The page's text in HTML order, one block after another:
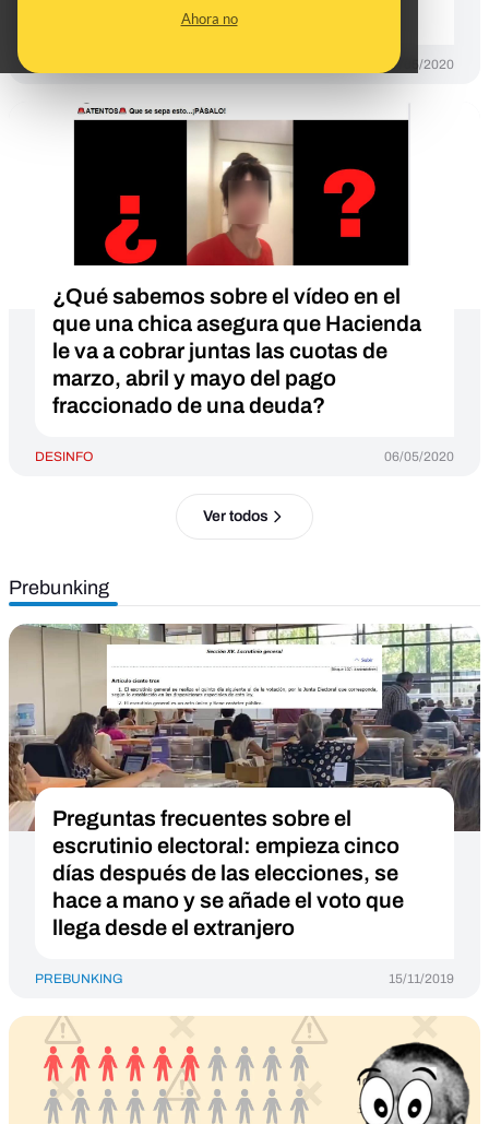
Ahora no
07/05/2020
¿Qué sabemos sobre el vídeo en el
que una chica asegura que Hacienda
le va a cobrar juntas las cuotas de
marzo, abril y mayo del pago
fraccionado de una deuda?
DESINFO 06/05/2020
Ver todos
Prebunking
Preguntas frecuentes sobre el
escrutinio electoral: empieza cinco
días después de las elecciones, se
hace a mano y se añade el voto que
llega desde el extranjero
PREBUNKING 15/11/2019